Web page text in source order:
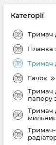
Категорії
Тримач
Планка
Тримач
Гачок
Тримач
паперу
Тримач